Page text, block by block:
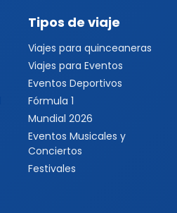
Tipos de viaje
Viajes para quinceaneras
Viajes para Eventos
Eventos Deportivos
Fórmula 1
Mundial 2026
Eventos Musicales y
Conciertos
Festivales